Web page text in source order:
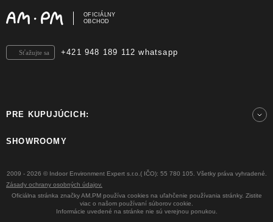
OFICIÁLNY
OBCHOD
+421 948 189 112 whatsapp
Sťažujte sa
PRE KUPUJÚCICH:
SHOWROOMY
2009 - 2026 © Indoor Environment Expert s.r.o.( IČO): 55 780 105. Všetky práva vyhradené.
Zásady ochrany osobných údajov.
Oficiálna stránka značky AM.PM používa cookies na uľahčenie používania stránky. Zistite
viac o našom používaní súborov cookie.
Informácie uvedené na stránke nie sú verejnou ponukou.